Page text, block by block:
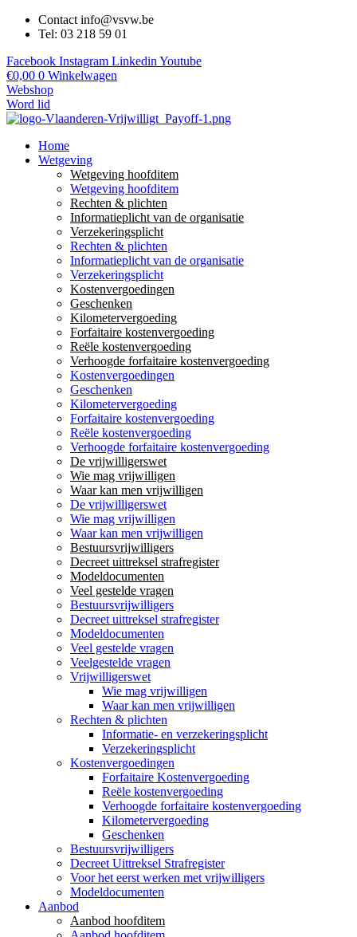
Contact info@vsvw.be
Tel: 03 218 59 01
Facebook Instagram Linkedin Youtube
€0,00 0 Winkelwagen
Webshop
Word lid
Home
Wetgeving
Wetgeving hoofditem
Wetgeving hoofditem
Rechten & plichten
Informatieplicht van de organisatie
Verzekeringsplicht
Rechten & plichten
Informatieplicht van de organisatie
Verzekeringsplicht
Kostenvergoedingen
Geschenken
Kilometervergoeding
Forfaitaire kostenvergoeding
Reële kostenvergoeding
Verhoogde forfaitaire kostenvergoeding
Kostenvergoedingen
Geschenken
Kilometervergoeding
Forfaitaire kostenvergoeding
Reële kostenvergoeding
Verhoogde forfaitaire kostenvergoeding
De vrijwilligerswet
Wie mag vrijwilligen
Waar kan men vrijwilligen
De vrijwilligerswet
Wie mag vrijwilligen
Waar kan men vrijwilligen
Bestuursvrijwilligers
Decreet uittreksel strafregister
Modeldocumenten
Veel gestelde vragen
Bestuursvrijwilligers
Decreet uittreksel strafregister
Modeldocumenten
Veel gestelde vragen
Veelgestelde vragen
Vrijwilligerswet
Wie mag vrijwilligen
Waar kan men vrijwilligen
Rechten & plichten
Informatie- en verzekeringsplicht
Verzekeringsplicht
Kostenvergoedingen
Forfaitaire Kostenvergoeding
Reële kostenvergoeding
Verhoogde forfaitaire kostenvergoeding
Kilometervergoeding
Geschenken
Bestuursvrijwilligers
Decreet Uittreksel Strafregister
Voor het eerst werken met vrijwilligers
Modeldocumenten
Aanbod
Aanbod hoofditem